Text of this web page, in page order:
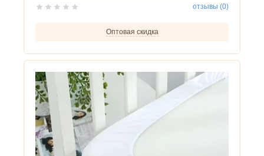
Оптовая скидка
отзывы (0)